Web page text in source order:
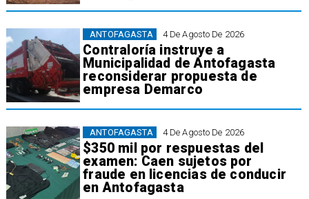
4 De Agosto De 2026
Contraloría instruye a
Municipalidad de Antofagasta
reconsiderar propuesta de
empresa Demarco
ANTOFAGASTA
4 De Agosto De 2026
$350 mil por respuestas del
examen: Caen sujetos por
fraude en licencias de conducir
en Antofagasta
ANTOFAGASTA